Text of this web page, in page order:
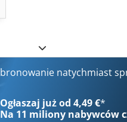
bronowanie natychmiast
Ogłaszaj już od 4,49 €*
Na 11 miliony nabywców